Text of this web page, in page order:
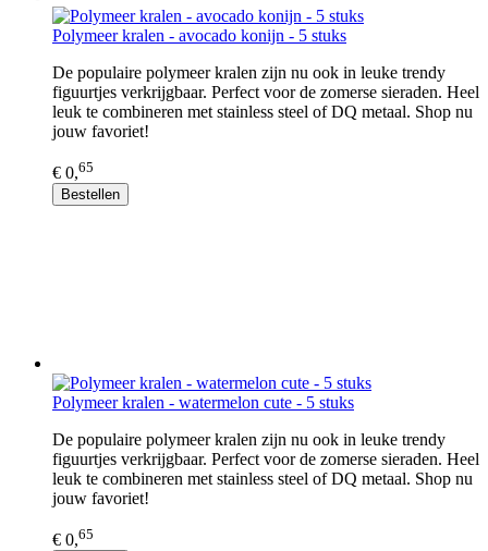
Polymeer kralen - avocado konijn - 5 stuks
De populaire polymeer kralen zijn nu ook in leuke trendy
figuurtjes verkrijgbaar. Perfect voor de zomerse sieraden. Heel
leuk te combineren met stainless steel of DQ metaal. Shop nu
jouw favoriet!
€ 0,65
Bestellen
Polymeer kralen - watermelon cute - 5 stuks
De populaire polymeer kralen zijn nu ook in leuke trendy
figuurtjes verkrijgbaar. Perfect voor de zomerse sieraden. Heel
leuk te combineren met stainless steel of DQ metaal. Shop nu
jouw favoriet!
€ 0,65